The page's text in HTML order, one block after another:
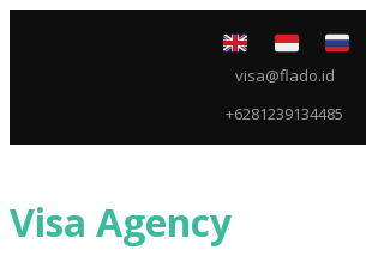
visa@flado.id
+6281239134485
Visa Agency